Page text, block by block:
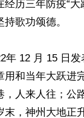
历三年防疫“
歌功颂德。
12 月 15 日
和当年大跃进
，人来人往；公
，神州大地正